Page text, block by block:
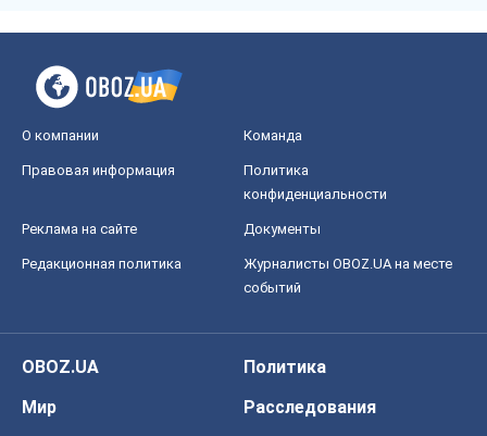
О компании Команда
Правовая информация
Политика
конфиденциальности
Реклама на сайте Документы
Редакционная политика
Журналисты OBOZ.UA на месте
событий
OBOZ.UA
Политика
Мир
Расследования